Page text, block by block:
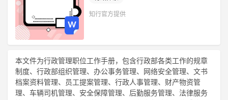
服务商
关于我们
知行官方提供
本文件为行政管理职位工作手册，包含行政部各类工作的规章
制度、行政部组织管理、办公事务管理、网络安全管理、文书
档案资料管理、员工提案管理、行政人事管理、财产物资管
理、车辆司机管理、安全保障管理、后勤服务管理、法律服务